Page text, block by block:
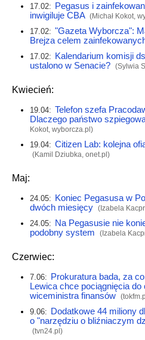
17.02: Pegasus i
inwigiluje CBA (Michał Kokot,
17.02: "Gazeta Wyborcza":
Brejza celem
17.02: Kalendarium komisji
ustalono w Senacie? (Sylwia
Kwiecień:
19.04: Telefon szefa
Dlaczego państwo
Kokot, wyborcza.pl)
19.04: Citizen Lab: kolejna
(Kamil Dziubka, onet.pl)
Maj:
24.05: Koniec Pegasusa w
dwóch miesięcy (Izabela
24.05: Na Pegasusie nie
podobny system
(Izabela
Czerwiec:
7.06: Prokuratura bada, za
Lewica chce pociągnięcia
wiceministra finansów (
9.06: Dodatkowe 44 miliony
o "narzędziu o bliźniaczym
(tvn24.pl)